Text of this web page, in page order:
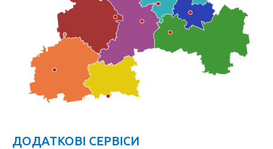
ДОДАТКОВІ СЕРВІСИ